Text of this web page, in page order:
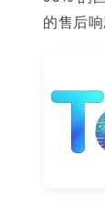
的售后响